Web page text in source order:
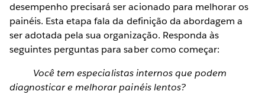
desempenho precisará ser acionado para melhorar os
painéis. Esta etapa fala da definição da abordagem a
ser adotada pela sua organização. Responda às
seguintes perguntas para saber como começar:
Você tem especialistas internos que podem
diagnosticar e melhorar painéis lentos?